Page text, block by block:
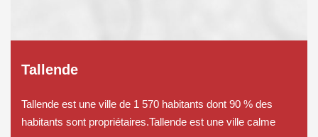
Tallende
Tallende est une ville de 1 570 habitants dont 90 % des
habitants sont propriétaires.Tallende est une ville calme